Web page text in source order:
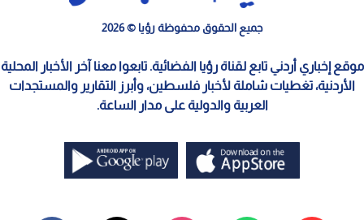
جميع الحقوق محفوظة رؤيا © 2026
موقع إخباري أردني تابع لقناة رؤيا الفضائية. تابعوا معنا آخر الأخبار المحلية
الأردنية، تغطيات شاملة لأخبار فلسطين، وأبرز التقارير والمستجدات
العربية والدولية على مدار الساعة.